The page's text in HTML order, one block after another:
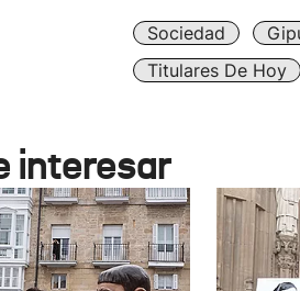
Sociedad
Titulares De Hoy
interesar